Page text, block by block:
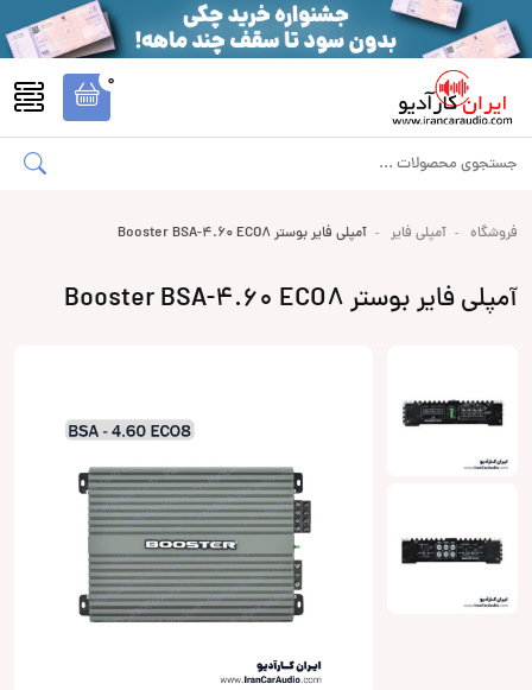
0
فروشگاه آمپلی فایر آمپلی فایر بوستر Booster BSA-4.60 ECO8
آمپلی فایر بوستر Booster BSA-4.60 ECO8